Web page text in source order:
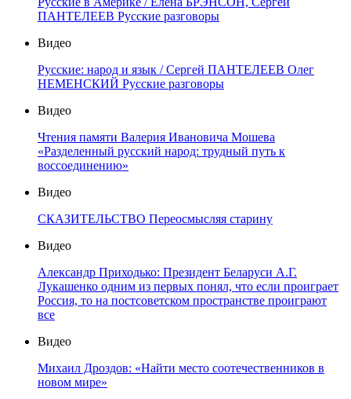
ПАНТЕЛЕЕВ Русские разговоры
Видео
Русские: народ и язык / Сергей ПАНТЕЛЕЕВ Олег
НЕМЕНСКИЙ Русские разговоры
Видео
Чтения памяти Валерия Ивановича Мошева
«Разделенный русский народ: трудный путь к
воссоединению»
Видео
СКАЗИТЕЛЬСТВО Переосмысляя старину
Видео
Александр Приходько: Президент Беларуси А.Г.
Лукашенко одним из первых понял, что если проиграет
Россия, то на постсоветском пространстве проиграют
все
Видео
Михаил Дроздов: «Найти место соотечественников в
новом мире»